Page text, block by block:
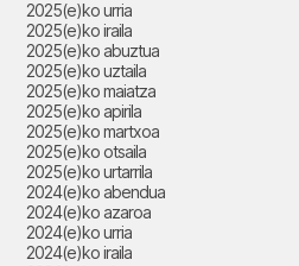
2025(e)ko urria
2025(e)ko iraila
2025(e)ko abuztua
2025(e)ko uztaila
2025(e)ko maiatza
2025(e)ko apirila
2025(e)ko martxoa
2025(e)ko otsaila
2025(e)ko urtarrila
2024(e)ko abendua
2024(e)ko azaroa
2024(e)ko urria
2024(e)ko iraila